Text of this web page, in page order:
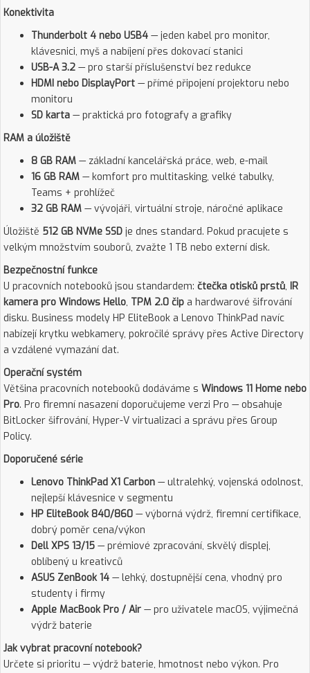
Konektivita
Thunderbolt 4 nebo USB4 — jeden kabel pro monitor,
klávesnici, myš a nabíjení přes dokovací stanici
USB-A 3.2 — pro starší příslušenství bez redukce
HDMI nebo DisplayPort — přímé připojení projektoru nebo
monitoru
SD karta — praktická pro fotografy a grafiky
RAM a úložiště
8 GB RAM — základní kancelářská práce, web, e-mail
16 GB RAM — komfort pro multitasking, velké tabulky,
Teams + prohlížeč
32 GB RAM — vývojáři, virtuální stroje, náročné aplikace
Úložiště 512 GB NVMe SSD je dnes standard. Pokud pracujete s
velkým množstvím souborů, zvažte 1 TB nebo externí disk.
Bezpečnostní funkce
U pracovních notebooků jsou standardem: čtečka otisků prstů, IR
kamera pro Windows Hello, TPM 2.0 čip a hardwarové šifrování
disku. Business modely HP EliteBook a Lenovo ThinkPad navíc
nabízejí krytku webkamery, pokročilé správy přes Active Directory
a vzdálené vymazání dat.
Operační systém
Většina pracovních notebooků dodáváme s Windows 11 Home nebo
Pro. Pro firemní nasazení doporučujeme verzi Pro — obsahuje
BitLocker šifrování, Hyper-V virtualizaci a správu přes Group
Policy.
Doporučené série
Lenovo ThinkPad X1 Carbon — ultralehký, vojenská odolnost,
nejlepší klávesnice v segmentu
HP EliteBook 840/860 — výborná výdrž, firemní certifikace,
dobrý poměr cena/výkon
Dell XPS 13/15 — prémiové zpracování, skvělý displej,
oblíbený u kreativců
ASUS ZenBook 14 — lehký, dostupnější cena, vhodný pro
studenty i firmy
Apple MacBook Pro / Air — pro uživatele macOS, výjimečná
výdrž baterie
Jak vybrat pracovní notebook?
Určete si prioritu — výdrž baterie, hmotnost nebo výkon. Pro